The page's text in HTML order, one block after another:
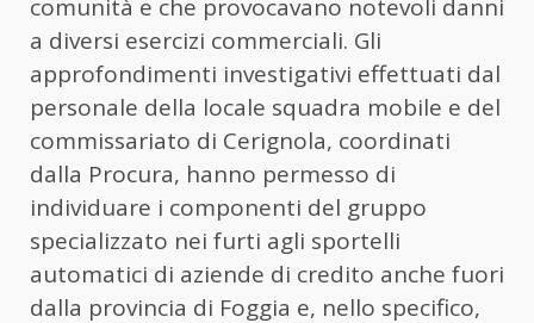
comunità e che provocavano notevoli danni
a diversi esercizi commerciali. Gli
approfondimenti investigativi effettuati dal
personale della locale squadra mobile e del
commissariato di Cerignola, coordinati
dalla Procura, hanno permesso di
individuare i componenti del gruppo
specializzato nei furti agli sportelli
automatici di aziende di credito anche fuori
dalla provincia di Foggia e, nello specifico,